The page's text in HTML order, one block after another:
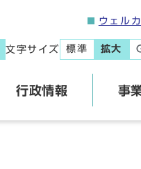
ウェル
文字サイズ 標準 拡大
行政情報 事